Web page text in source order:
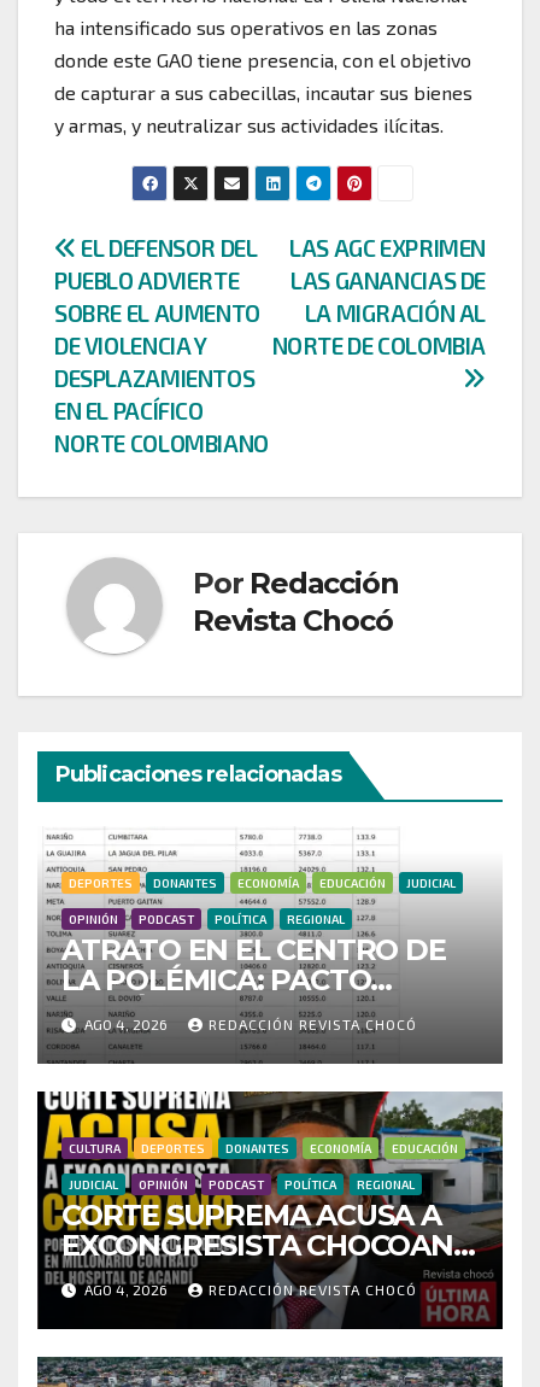
ha intensificado sus operativos en las zonas
donde este GAO tiene presencia, con el objetivo
de capturar a sus cabecillas, incautar sus bienes
y armas, y neutralizar sus actividades ilícitas.
Navegación
de
entradas
LAS AGC EXPRIMEN
LAS GANANCIAS DE
LA MIGRACIÓN AL
NORTE DE COLOMBIA
EL DEFENSOR DEL
PUEBLO ADVIERTE
SOBRE EL AUMENTO
DE VIOLENCIA Y
DESPLAZAMIENTOS
EN EL PACÍFICO
NORTE COLOMBIANO
Por Redacción
Revista Chocó
Publicaciones relacionadas
DEPORTES DONANTES ECONOMÍA EDUCACIÓN JUDICIAL
OPINIÓN PODCAST POLÍTICA REGIONAL
ATRATO EN EL CENTRO DE
LA POLÉMICA: PACTO
HISTÓRICO CUESTIONA
CENSO ELECTORAL Y PIDE
INVESTIGAR PRESUNTO
FRAUDE
AGO 4, 2026 REDACCIÓN REVISTA CHOCÓ
CULTURA DEPORTES DONANTES ECONOMÍA EDUCACIÓN
JUDICIAL OPINIÓN PODCAST POLÍTICA REGIONAL
CORTE SUPREMA ACUSA A
EXCONGRESISTA CHOCOANO
POR PRESUNTAS
IRREGULARIDADES EN
MILLONARIO CONTRATO
DEL HOSPITAL DE ACANDÍ
AGO 4, 2026 REDACCIÓN REVISTA CHOCÓ